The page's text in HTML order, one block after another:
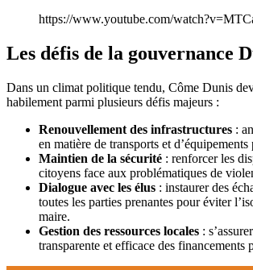
https://www.youtube.com/
Les défis de la gouvernance
Dans un climat politique tendu, Côme Dunis
habilement parmi plusieurs défis majeurs :
Renouvellement des infrastructures :
en matière de transports et d’équipements
Maintien de la sécurité : renforcer les
citoyens face aux problématiques de
Dialogue avec les élus : instaurer des
toutes les parties prenantes pour éviter
maire.
Gestion des ressources locales :
transparente et efficace des financements